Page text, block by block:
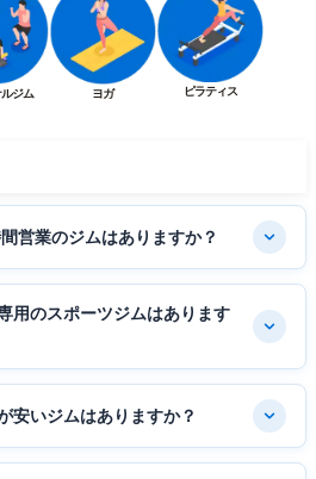
ジム ヨガ ピラティス
営業のジムはありますか？
用のスポーツジムはあります
安いジムはありますか？